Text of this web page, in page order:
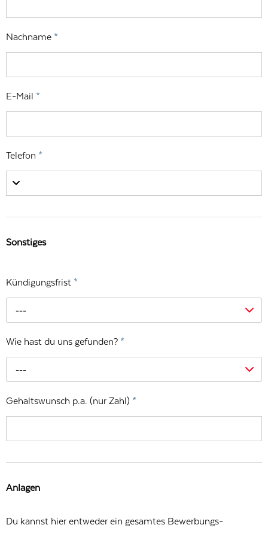
Nachname *
E-Mail *
Telefon *
Sonstiges
Kündigungsfrist *
---
Wie hast du uns gefunden? *
---
Gehaltswunsch p.a. (nur Zahl) *
Anlagen
Du kannst hier entweder ein gesamtes Bewerbungs-